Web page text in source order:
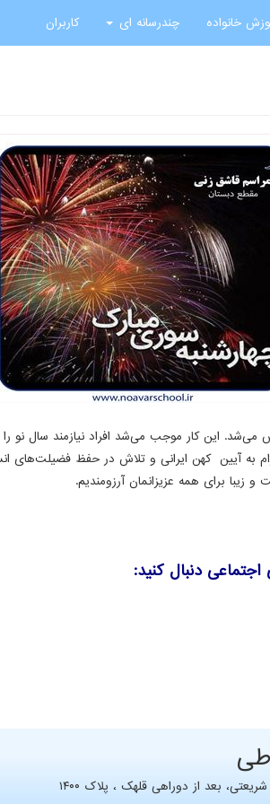
خانواده چندرسانه ای کاربران
این کار موجب می‌شد افراد نیازمند سال نو
به آیین کهن ایرانی و تلاش در حفظ فضیلت‌های
زیبا برای همه عزیزانمان آرزومندیم.
اجتماعی دنبال کنید:
بعد از دوراهی قلهک ، پلاک ۱۴۰۰